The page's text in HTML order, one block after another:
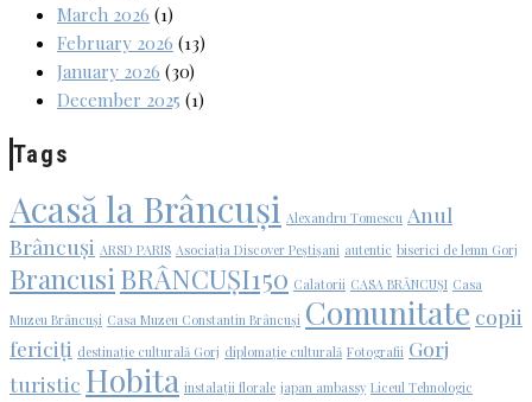
March 2026 (1)
February 2026 (13)
January 2026 (30)
December 2025 (1)
Tags
Acasă la Brâncuși Alexandru Tomescu Anul
Brâncuși ARSD PARIS Asociația Discover Peștișani autentic biserici de lemn Gorj
Brancusi BRÂNCUȘI150 Calatorii CASA BRÂNCUȘI Casa
Muzeu Brâncuși Casa Muzeu Constantin Brâncuși Comunitate copii
fericiți destinație culturală Gorj diplomație culturală Fotografii Gorj
turistic Hobita instalații florale japan ambassy Liceul Tehnologic